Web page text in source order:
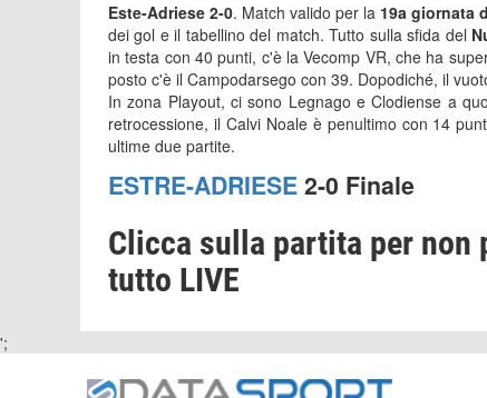
Este-Adriese 2-0. Match valido per la 19a giornata
dei gol e il tabellino del match. Tutto sulla sfida del
in testa con 40 punti, c'è la Vecomp VR, che ha
posto c'è il Campodarsego con 39. Dopodiché, il
In zona Playout, ci sono Legnago e Clodiense a
retrocessione, il Calvi Noale è penultimo con 14
ultime due partite.
ESTRE-ADRIESE2-0 Finale
Clicca sulla partita per non
tutto LIVE
';